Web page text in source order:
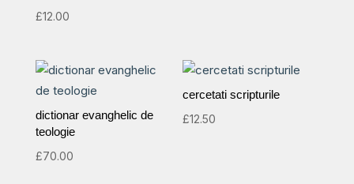
£12.00
dictionar evanghelic de
teologie
£70.00
cercetati scripturile
£12.50